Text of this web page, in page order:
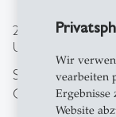
Wir
vearbeiten
Ergebnisse
Website
26. Juni 2025
Unruhige Zeiten,
Symposion aus
Georg Kohler